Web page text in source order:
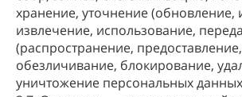
хранение, уточнение (обновление,
извлечение, использование,
(распространение,
обезличивание, блокирование,
уничтожение персональных